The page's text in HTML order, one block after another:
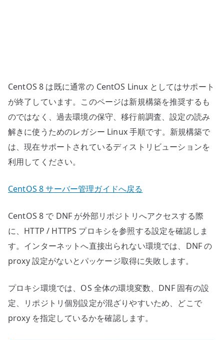
CentOS 8 は既に通常の CentOS Linux としてはサポート
が終了しています。このページは新規構築を推奨するも
のではなく、過去環境の保守、移行前調査、設定の読み
解きに使うためのレガシー Linux 手順です。新規構築で
は、現在サポートされているディストリビューションを
利用してください。
CentOS 8 サーバー管理ガイドへ戻る
CentOS 8 で DNF が外部リポジトリへアクセスする際
に、HTTP / HTTPS プロキシを参照する設定を確認しま
す。インターネットへ直接出られない環境では、DNF の
proxy 設定がないとパッケージ取得に失敗します。
プロキシ環境では、OS 全体の環境変数、DNF 固有の設
定、リポジトリ個別設定が混ざりやすいため、どこで
proxy を指定しているかを確認します。